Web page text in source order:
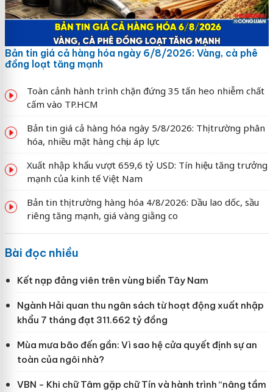
Bản tin giá cả hàng hóa ngày 6/8/2026: Vàng, cà phê
đồng loạt tăng mạnh
Toàn cảnh hành trình chặn đứng 35 tấn heo nhiễm chất
cấm vào TP.HCM
Bản tin giá cả hàng hóa ngày 5/8/2026: Thị trường phân
hóa, nhiều mặt hàng chịu áp lực
Xuất nhập khẩu vượt 659,6 tỷ USD: Tín hiệu tăng trưởng
mạnh của kinh tế Việt Nam
Bản tin thị trường hàng hóa 4/8/2026: Dầu lao dốc, sầu
riêng tăng mạnh, giá vàng giằng co
Bài đọc nhiều
Kết nạp đảng viên trên vùng biển Tây Nam
Ngành Hải quan thu ngân sách từ hoạt động xuất nhập
khẩu 7 tháng đạt 311.662 tỷ đồng
Mùa mưa bão đến gần: Vì sao hệ cửa quyết định sự an
toàn của ngôi nhà?
VBN - Khi chữ Tâm gặp chữ Tín và hành trình “nâng tầm